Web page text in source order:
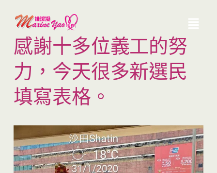
感謝十多位義工的努
力，今天很多新選民
填寫表格。